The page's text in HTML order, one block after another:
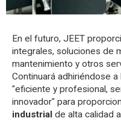
En el futuro, JEET
integrales, soluciones de
mantenimiento y otros
Continuará adhiriéndose
"eficiente y profesional,
innovador" para
industrial de alta calidad